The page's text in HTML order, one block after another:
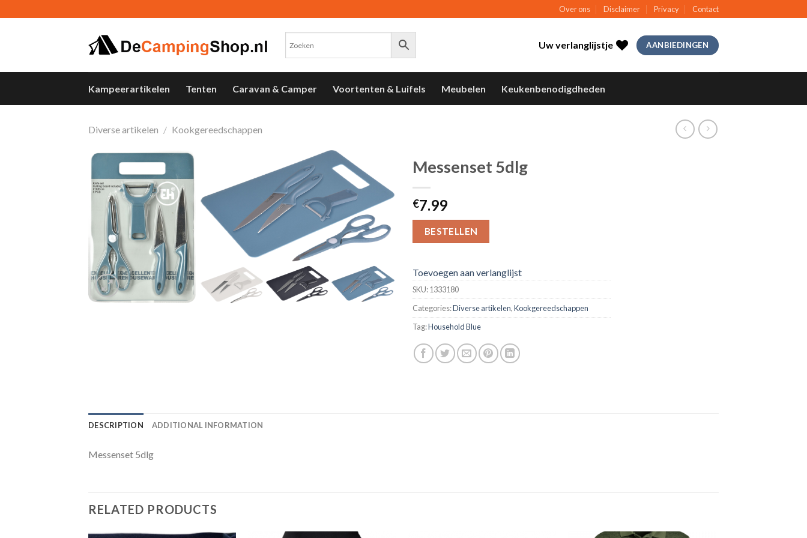
to
Over ons Disclaimer Privacy Contact
Uw verlanglijstje AANBIEDINGEN
Kampeerartikelen Tenten Caravan & Camper Voortenten & Luifels Meubelen Keukenbenodigdheden
Diverse artikelen / Kookgereedschappen
Toevoegen
aan
verlanglijst
Messenset 5dlg
€7.99
BESTELLEN
Toevoegen aan verlanglijst
SKU:1333180
Categories:Diverse artikelen,Kookgereedschappen
Tag:Household Blue
DESCRIPTION ADDITIONAL INFORMATION
Messenset 5dlg
RELATED PRODUCTS